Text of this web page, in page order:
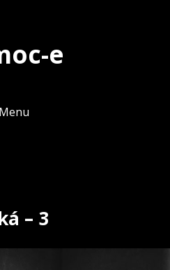
e
Menu
– 3